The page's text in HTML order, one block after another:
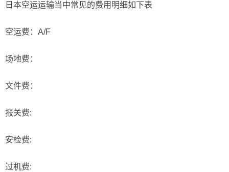
日本空运运输当中常见的费用明细如下表
空运费：A/F
场地费：
文件费：
报关费:
安检费:
过机费: